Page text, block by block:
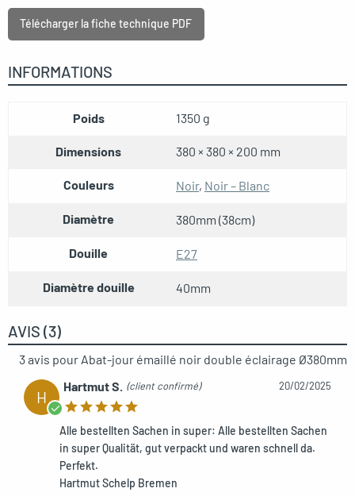
Télécharger la fiche technique PDF
INFORMATIONS
Poids 1350 g
Dimensions 380 × 380 × 200 mm
Couleurs Noir, Noir – Blanc
Diamètre 380mm (38cm)
Douille E27
Diamètre douille 40mm
AVIS (3)
3 avis pour Abat-jour émaillé noir double éclairage Ø380mm
H
Hartmut S. (client confirmé) 20/02/2025
Alle bestellten Sachen in super: Alle bestellten Sachen
in super Qualität, gut verpackt und waren schnell da.
Perfekt.
Hartmut Schelp Bremen